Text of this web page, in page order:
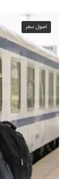
اصول سفر